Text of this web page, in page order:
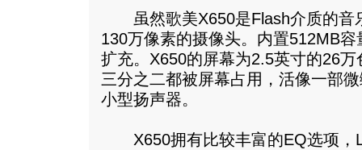
虽然歌美X650是Flash介质的音
130万像素的摄像头。内置512MB
扩充。X650的屏幕为2.5英寸的26
三分之二都被屏幕占用，活像一部
小型扬声器。
X650拥有比较丰富的EQ选项，